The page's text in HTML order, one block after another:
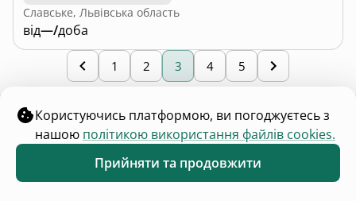
Славське, Львівська область
від—/доба
1 2 3 4 5
Всі категорії
Користуючись платформою, ви погоджуєтесь з
нашою політикою використання файлів cookies.
Прийняти та продовжити
Каталог